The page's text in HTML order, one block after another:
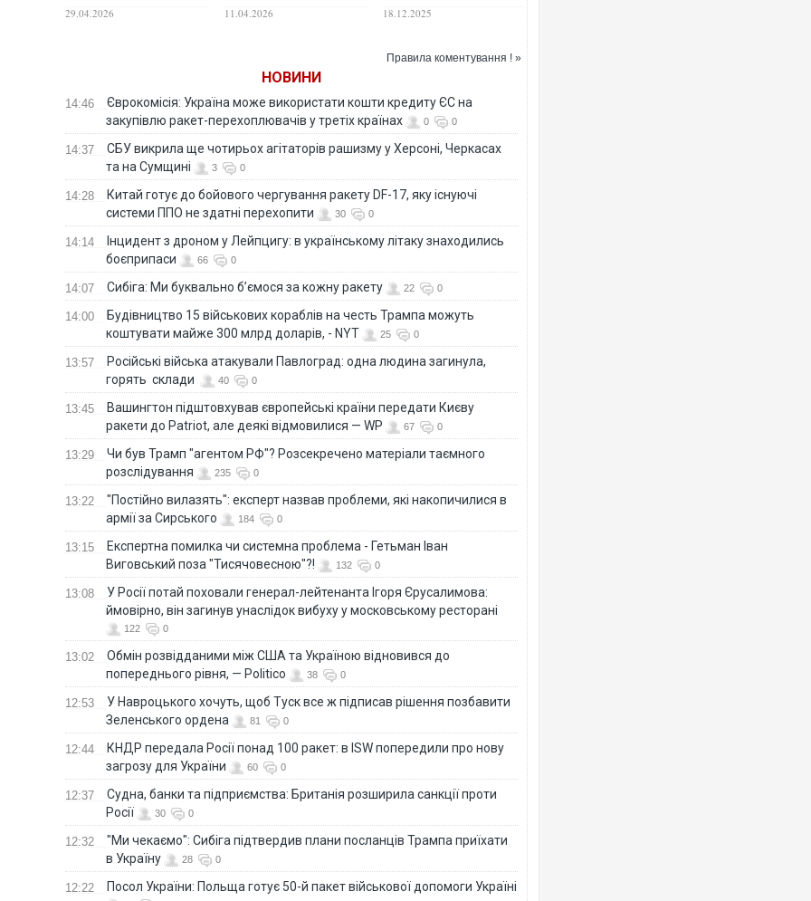
29.04.2026
винищувачі Су-35 та
11.04.2026
у Москві
18.12.2025
Правила коментування ! »
НОВИНИ
14:46
Єврокомісія: Україна може використати кошти кредиту ЄС на
закупівлю ракет-перехоплювачів у третіх країнах
0 0
14:37
СБУ викрила ще чотирьох агітаторів рашизму у Херсоні, Черкасах
та на Сумщині
3 0
14:28
Китай готує до бойового чергування ракету DF-17, яку існуючі
системи ППО не здатні перехопити
30 0
14:14
Інцидент з дроном у Лейпцигу: в українському літаку знаходились
боєприпаси
66 0
14:07 Сибіга: Ми буквально б’ємося за кожну ракету 22 0
14:00
Будівництво 15 військових кораблів на честь Трампа можуть
коштувати майже 300 млрд доларів, - NYT
25 0
13:57
Російські війська атакували Павлоград: одна людина загинула,
горять склади
40 0
13:45
Вашингтон підштовхував європейські країни передати Києву
ракети до Patriot, але деякі відмовилися — WP
67 0
13:29
Чи був Трамп "агентом РФ"? Розсекречено матеріали таємного
розслідування
235 0
13:22
"Постійно вилазять": експерт назвав проблеми, які накопичилися в
армії за Сирського
184 0
13:15
Eкспертна помилка чи системна проблема - Гетьман Іван
Виговський поза "Тисячовесною"?!
132 0
13:08
У Росії потай поховали генерал-лейтенанта Ігоря Єрусалимова:
ймовірно, він загинув унаслідок вибуху у московському ресторані
122 0
13:02
Обмін розвідданими між США та Україною відновився до
попереднього рівня, — Politico
38 0
12:53
У Навроцького хочуть, щоб Туск все ж підписав рішення позбавити
Зеленського ордена
81 0
12:44
КНДР передала Росії понад 100 ракет: в ISW попередили про нову
загрозу для України
60 0
12:37
Судна, банки та підприємства: Британія розширила санкції проти
Росії
30 0
12:32
"Ми чекаємо": Сибіга підтвердив плани посланців Трампа приїхати
в Україну
28 0
12:22 Посол України: Польща готує 50-й пакет військової допомоги Україні